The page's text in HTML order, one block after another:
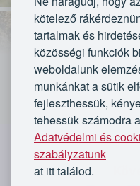
kötelező
tartalmak és
közösségi funkciók
weboldalunk
munkánkat a sütik
fejleszthessük,
tehessük számodra
Adatvédelmi és
szabályzatunk
at itt találod.
VÁLASSZ CSOMAGOT:
2 nap, 1 éjszaka
részére, kétágyas
Vadászkastély